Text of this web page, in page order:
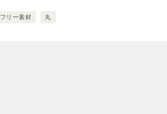
フリー素材 丸